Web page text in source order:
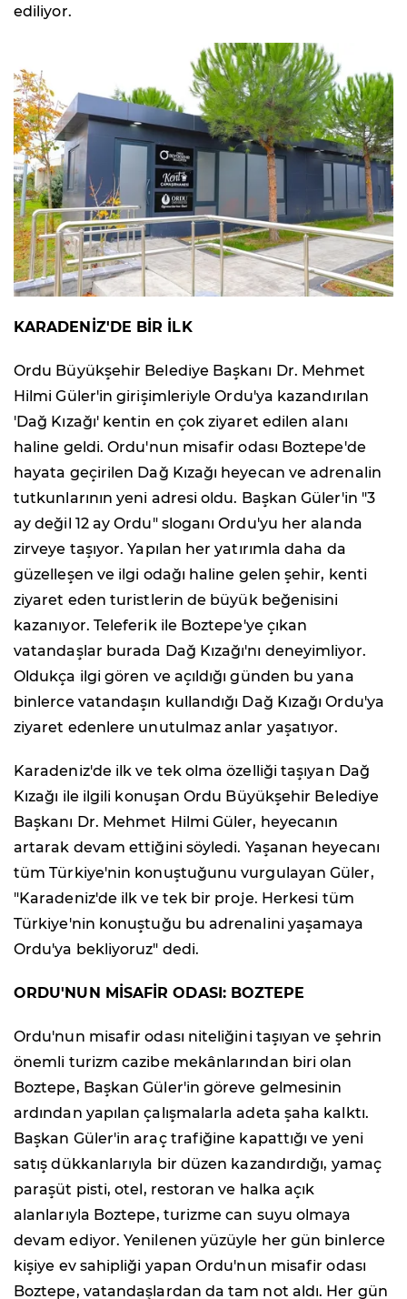
ediliyor.
KARADENİZ'DE BİR İLK
Ordu Büyükşehir Belediye Başkanı Dr. Mehmet
Hilmi Güler'in girişimleriyle Ordu'ya kazandırılan
'Dağ Kızağı' kentin en çok ziyaret edilen alanı
haline geldi. Ordu'nun misafir odası Boztepe'de
hayata geçirilen Dağ Kızağı heyecan ve adrenalin
tutkunlarının yeni adresi oldu. Başkan Güler'in "3
ay değil 12 ay Ordu" sloganı Ordu'yu her alanda
zirveye taşıyor. Yapılan her yatırımla daha da
güzelleşen ve ilgi odağı haline gelen şehir, kenti
ziyaret eden turistlerin de büyük beğenisini
kazanıyor. Teleferik ile Boztepe'ye çıkan
vatandaşlar burada Dağ Kızağı'nı deneyimliyor.
Oldukça ilgi gören ve açıldığı günden bu yana
binlerce vatandaşın kullandığı Dağ Kızağı Ordu'ya
ziyaret edenlere unutulmaz anlar yaşatıyor.
Karadeniz'de ilk ve tek olma özelliği taşıyan Dağ
Kızağı ile ilgili konuşan Ordu Büyükşehir Belediye
Başkanı Dr. Mehmet Hilmi Güler, heyecanın
artarak devam ettiğini söyledi. Yaşanan heyecanı
tüm Türkiye'nin konuştuğunu vurgulayan Güler,
"Karadeniz'de ilk ve tek bir proje. Herkesi tüm
Türkiye'nin konuştuğu bu adrenalini yaşamaya
Ordu'ya bekliyoruz" dedi.
ORDU'NUN MİSAFİR ODASI: BOZTEPE
Ordu'nun misafir odası niteliğini taşıyan ve şehrin
önemli turizm cazibe mekânlarından biri olan
Boztepe, Başkan Güler'in göreve gelmesinin
ardından yapılan çalışmalarla adeta şaha kalktı.
Başkan Güler'in araç trafiğine kapattığı ve yeni
satış dükkanlarıyla bir düzen kazandırdığı, yamaç
paraşüt pisti, otel, restoran ve halka açık
alanlarıyla Boztepe, turizme can suyu olmaya
devam ediyor. Yenilenen yüzüyle her gün binlerce
kişiye ev sahipliği yapan Ordu'nun misafir odası
Boztepe, vatandaşlardan da tam not aldı. Her gün